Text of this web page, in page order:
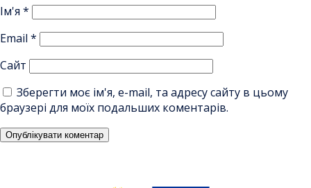
Ім'я *
Email *
Сайт
Зберегти моє ім'я, e-mail, та адресу сайту в цьому
браузері для моїх подальших коментарів.